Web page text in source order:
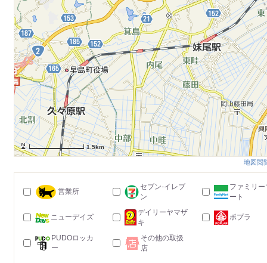
1.5km
地図閲
営業所
セブン-イレブ
ン
ファミリー
ート
ニューデイズ
デイリーヤマザ
キ
ポプラ
PUDOロッカ
ー
その他の取扱
店